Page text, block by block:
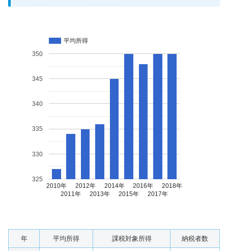
平均所得
2010年
2011年
2012年
2013年
2014年
2015年
2016年
2017年
2018年
325
330
335
340
345
350
年 平均所得 課税対象所得 納税者数